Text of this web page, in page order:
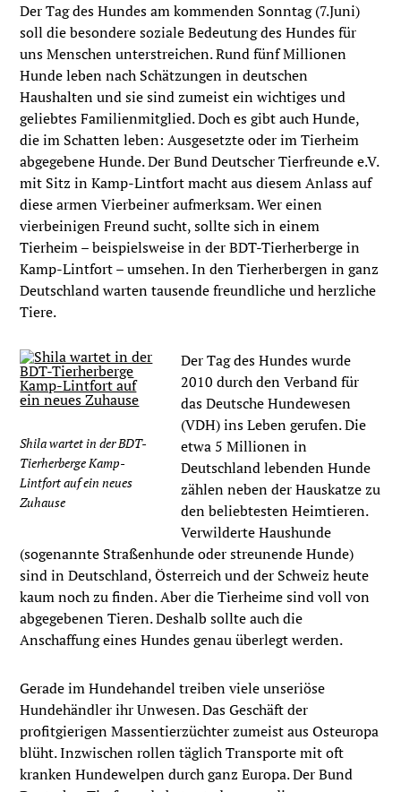
Der Tag des Hundes am kommenden Sonntag (7.Juni)
soll die besondere soziale Bedeutung des Hundes für
uns Menschen unterstreichen. Rund fünf Millionen
Hunde leben nach Schätzungen in deutschen
Haushalten und sie sind zumeist ein wichtiges und
geliebtes Familienmitglied. Doch es gibt auch Hunde,
die im Schatten leben: Ausgesetzte oder im Tierheim
abgegebene Hunde. Der Bund Deutscher Tierfreunde e.V.
mit Sitz in Kamp-Lintfort macht aus diesem Anlass auf
diese armen Vierbeiner aufmerksam. Wer einen
vierbeinigen Freund sucht, sollte sich in einem
Tierheim – beispielsweise in der BDT-Tierherberge in
Kamp-Lintfort – umsehen. In den Tierherbergen in ganz
Deutschland warten tausende freundliche und herzliche
Tiere.
Shila wartet in der BDT-
Tierherberge Kamp-
Lintfort auf ein neues
Zuhause
Der Tag des Hundes wurde
2010 durch den Verband für
das Deutsche Hundewesen
(VDH) ins Leben gerufen. Die
etwa 5 Millionen in
Deutschland lebenden Hunde
zählen neben der Hauskatze zu
den beliebtesten Heimtieren.
Verwilderte Haushunde
(sogenannte Straßenhunde oder streunende Hunde)
sind in Deutschland, Österreich und der Schweiz heute
kaum noch zu finden. Aber die Tierheime sind voll von
abgegebenen Tieren. Deshalb sollte auch die
Anschaffung eines Hundes genau überlegt werden.
Gerade im Hundehandel treiben viele unseriöse
Hundehändler ihr Unwesen. Das Geschäft der
profitgierigen Massentierzüchter zumeist aus Osteuropa
blüht. Inzwischen rollen täglich Transporte mit oft
kranken Hundewelpen durch ganz Europa. Der Bund